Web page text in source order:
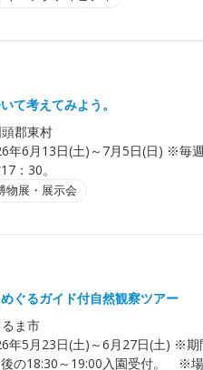
て考えてみよう。
郡東村
年6月13日(土)～7月5日(日) ※毎
：30。
物展・展示会
ぐるガイド付自然観察ツアー
ま市
年5月23日(土)～6月27日(土) ※期
の18:30～19:00入園受付。 ※